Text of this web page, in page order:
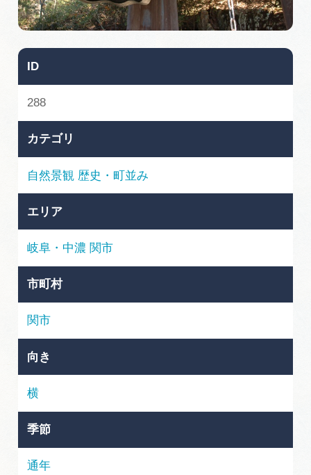
旅の予約
ぎふ旅レポーター記事
早わかり岐阜
買い物・お土産
体験予約サイト「ＶＩＳＩＴ岐阜県」
岐阜県アウトドア観光キャンペーン
岐阜県まるごと観光エリアガイド
岐阜県観光データベース
旅行会社・観光事業者の皆様へ
ID
288
カテゴリ
自然景観 歴史・町並み
エリア
岐阜・中濃 関市
市町村
関市
向き
横
季節
通年